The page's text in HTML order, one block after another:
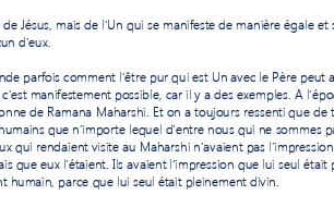
Jésus, mais de l’Un qui se manifeste de manière égale
d’eux.
parfois comment l’être pur qui est Un avec le Père peut
manifestement possible, car il y a des exemples. A
de Ramana Maharshi. Et on a toujours ressenti que de
que n’importe lequel d’entre nous qui ne sommes
qui rendaient visite au Maharshi n’avaient pas
que eux l’étaient. Ils avaient l’impression que lui seul était
humain, parce que lui seul était pleinement divin.